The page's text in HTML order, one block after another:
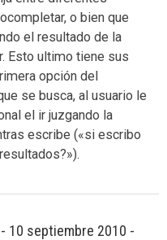
o bien que
el resultado de la
Esto ultimo tiene sus
opción del
se busca, al usuario le
el ir juzgando la
escribe («si escribo
- 10 septiembre 2010 -